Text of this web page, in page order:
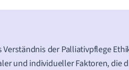
Verständnis der Palliativpflege
und individueller Faktoren, die